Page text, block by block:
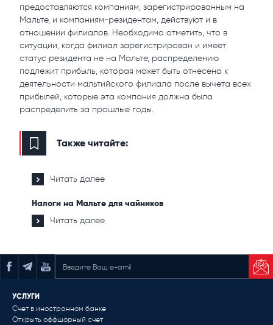
предоставляются компаниям, зарегистрированным на
Мальте, и компаниям-резидентам, действуют и в
отношении филиалов. Необходимо отметить, что в
ситуации, когда филиал зарегистрирован и имеет
статус резидента не на Мальте, распределению
подлежит прибыль, которая может быть отнесена к
деятельности мальтийского филиала после вычета всех
прибылей, которые эта компания должна была
распределить за прошлые годы.
Также читайте:
Читать далее
Налоги на Мальте для чайников
Читать далее
УСЛУГИ
Счет в иностранном банке
Открыть оффшорный счет